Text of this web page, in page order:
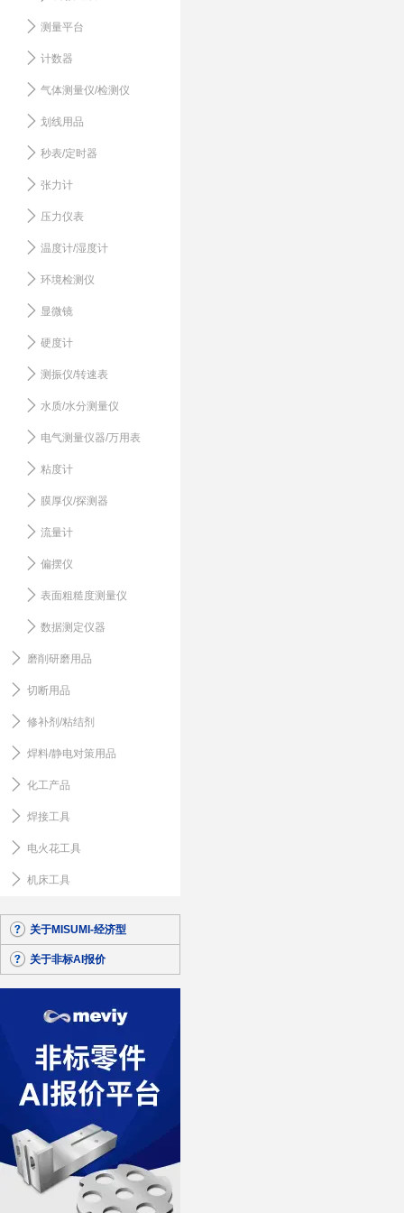
测量平台
计数器
气体测量仪/检测仪
划线用品
秒表/定时器
张力计
压力仪表
温度计/湿度计
环境检测仪
显微镜
硬度计
测振仪/转速表
水质/水分测量仪
电气测量仪器/万用表
粘度计
膜厚仪/探测器
流量计
偏摆仪
表面粗糙度测量仪
数据测定仪器
磨削研磨用品
切断用品
修补剂/粘结剂
焊料/静电对策用品
化工产品
焊接工具
电火花工具
机床工具
关于MISUMI-经济型
关于非标AI报价